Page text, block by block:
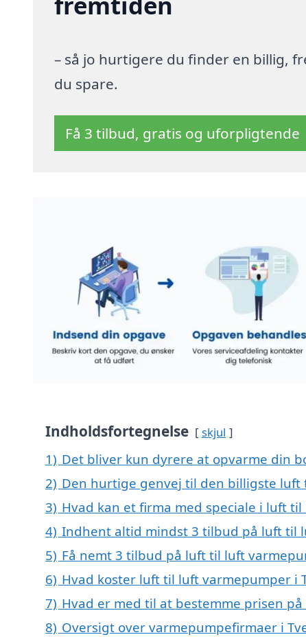
– så jo hurtigere du finder en billig,
du spare.
Få 3 tilbud, gratis og uforpligtende
Indholdsfortegnelse skjul
1) Det bliver kun dyrere at opvarme din
2) Den hurtige genvej til den billigste luft
3) Hvad kan et firma med speciale i luft
4) Indhent altid mindst 3 tilbud på luft til
5) Få nemt 3 tilbud på luft til luft
6) Hvad koster luft til luft varmepumper i
7) Hvad er med til at bestemme prisen
8) Oversigt over varmepumpefirmaer i